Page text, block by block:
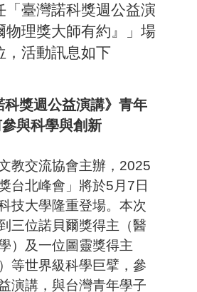
「臺灣諾科獎週公益演
理獎大師有約』」場
，活動訊息如下
科獎週公益演講》青年
與科學與創新
教交流協會主辦，2025
台北峰會」將於5月7日
技大學隆重登場。本次
三位諾貝爾獎得主（醫
）及一位圖靈獎得主
等世界級科學巨擘，參
演講，與台灣青年學子